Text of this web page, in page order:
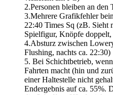
2.Personen bleiben an den
3.Mehrere Grafikfehler
22:40 Times Sq (zB. Sieht
Spielfigur, Knöpfe doppelt,
4.Absturz zwischen
Flushing, nachts ca. 22:30)
5. Bei Schichtbetrieb,
Fahrten macht (hin und
einer Haltestelle nicht
Endergebnis auf ca. 55%.